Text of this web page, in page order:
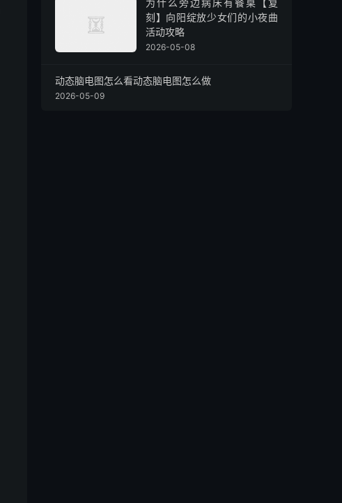
为什么旁边病床有餐桌【复
刻】向阳绽放少女们的小夜曲
活动攻略
2026-05-08
动态脑电图怎么看动态脑电图怎么做
2026-05-09